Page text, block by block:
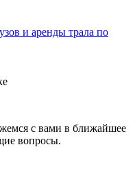
и аренды трала по
с вами в ближайшее
вопросы.